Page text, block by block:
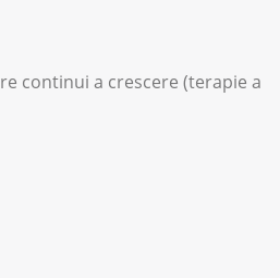
continui a crescere (terapie a